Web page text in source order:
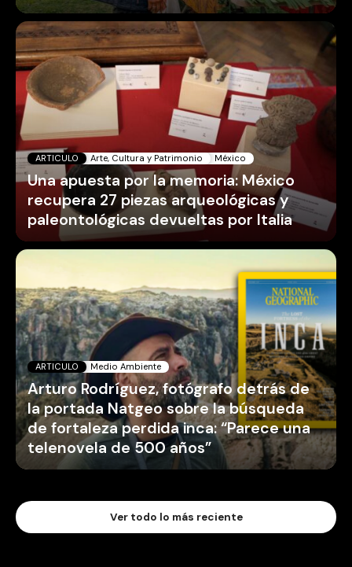
ARTICULO Arte, Cultura y Patrimonio México
Una apuesta por la memoria: México
recupera 27 piezas arqueológicas y
paleontológicas devueltas por Italia
ARTICULO Medio Ambiente
Arturo Rodríguez, fotógrafo detrás de
la portada Natgeo sobre la búsqueda
de fortaleza perdida inca: “Parece una
telenovela de 500 años”
Ver todo lo más reciente